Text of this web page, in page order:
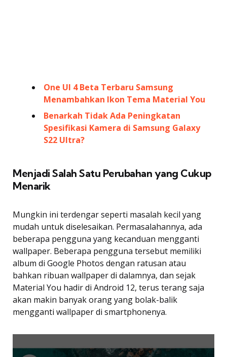
One UI 4 Beta Terbaru Samsung
Menambahkan Ikon Tema Material You
Benarkah Tidak Ada Peningkatan
Spesifikasi Kamera di Samsung Galaxy
S22 Ultra?
Menjadi Salah Satu Perubahan yang Cukup
Menarik
Mungkin ini terdengar seperti masalah kecil yang
mudah untuk diselesaikan. Permasalahannya, ada
beberapa pengguna yang kecanduan mengganti
wallpaper. Beberapa pengguna tersebut memiliki
album di Google Photos dengan ratusan atau
bahkan ribuan wallpaper di dalamnya, dan sejak
Material You hadir di Android 12, terus terang saja
akan makin banyak orang yang bolak-balik
mengganti wallpaper di smartphonenya.